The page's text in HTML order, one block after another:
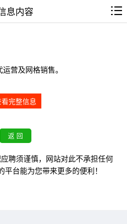
息内容
营及网格销售。
完整信息
聘须谨慎，网站对此不承担任何
台能为您带来更多的便利！